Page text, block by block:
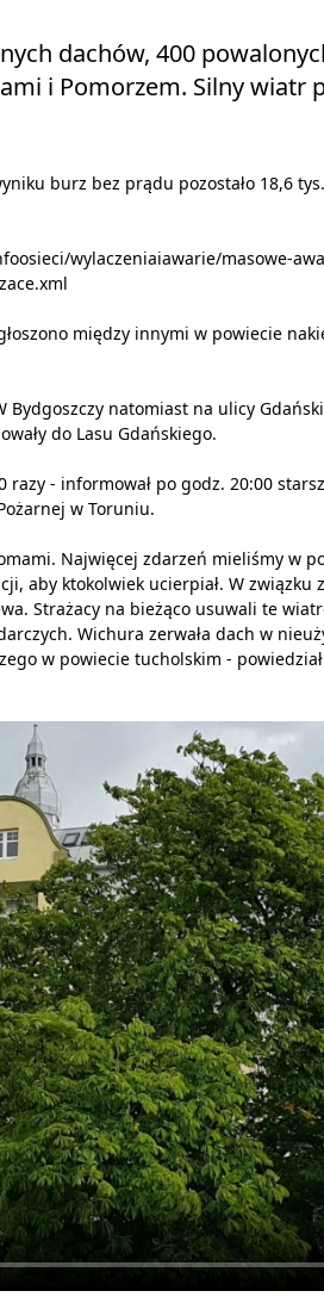
dachów, 400
i Pomorzem. Silny wiatr
burz bez prądu pozostało 18,6
wylaczeniaiawarie/masowe-
między innymi w powiecie
natomiast na ulicy
do Lasu Gdańskiego.
- informował po godz. 20:00
w Toruniu.
Najwięcej zdarzeń mieliśmy w
aby ktokolwiek ucierpiał. W związku
Strażacy na bieżąco usuwali te
Wichura zerwała dach w
w powiecie tucholskim -